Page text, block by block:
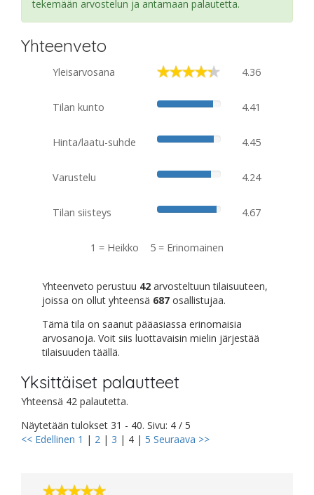
tekemään arvostelun ja antamaan palautetta.
Yhteenveto
Yleisarvosana 4.36
Tilan kunto 4.41
Hinta/laatu-suhde 4.45
Varustelu 4.24
Tilan siisteys 4.67
1 = Heikko 5 = Erinomainen
Yhteenveto perustuu 42 arvosteltuun tilaisuuteen,
joissa on ollut yhteensä 687 osallistujaa.
Tämä tila on saanut pääasiassa erinomaisia
arvosanoja. Voit siis luottavaisin mielin järjestää
tilaisuuden täällä.
Yksittäiset palautteet
Yhteensä 42 palautetta.
Näytetään tulokset 31 - 40. Sivu: 4 / 5
<< Edellinen 1 | 2 | 3 | 4 | 5 Seuraava >>